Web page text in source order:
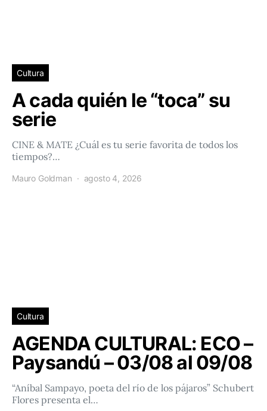
Cultura
A cada quién le “toca” su
serie
CINE & MATE ¿Cuál es tu serie favorita de todos los
tiempos?…
Mauro Goldman agosto 4, 2026
Cultura
AGENDA CULTURAL: ECO –
Paysandú – 03/08 al 09/08
“Aníbal Sampayo, poeta del río de los pájaros” Schubert
Flores presenta el…